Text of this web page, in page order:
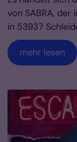
von SABRA, der
in 53937
mehr lesen